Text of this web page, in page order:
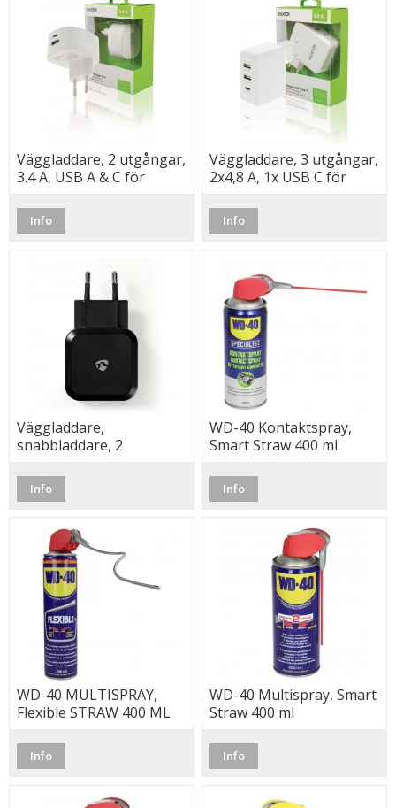
Väggladdare, 2 utgångar,
3.4 A, USB A & C för
(Sweex)
Info
Väggladdare, 3 utgångar,
2x4,8 A, 1x USB C för
Info
Väggladdare,
snabbladdare, 2
(Nedis)
Info
WD-40 Kontaktspray,
Smart Straw 400 ml
Info
WD-40 MULTISPRAY,
Flexible STRAW 400 ML
Info
WD-40 Multispray, Smart
Straw 400 ml
Info